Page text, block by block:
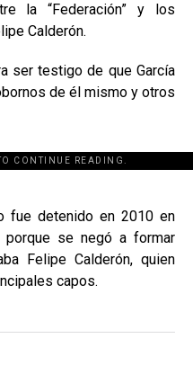
la “Federación” y los
Calderón.
ser testigo de que García
de él mismo y otros
CONTINUE READING.
fue detenido en 2010 en
porque se negó a formar
Felipe Calderón, quien
capos.